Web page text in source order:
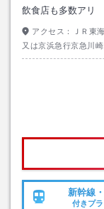
飲食店も多数アリ
アクセス：
ＪＲ東
又は京浜急行京急川
より２ｋｍ。駐車場
新幹線
付きプ